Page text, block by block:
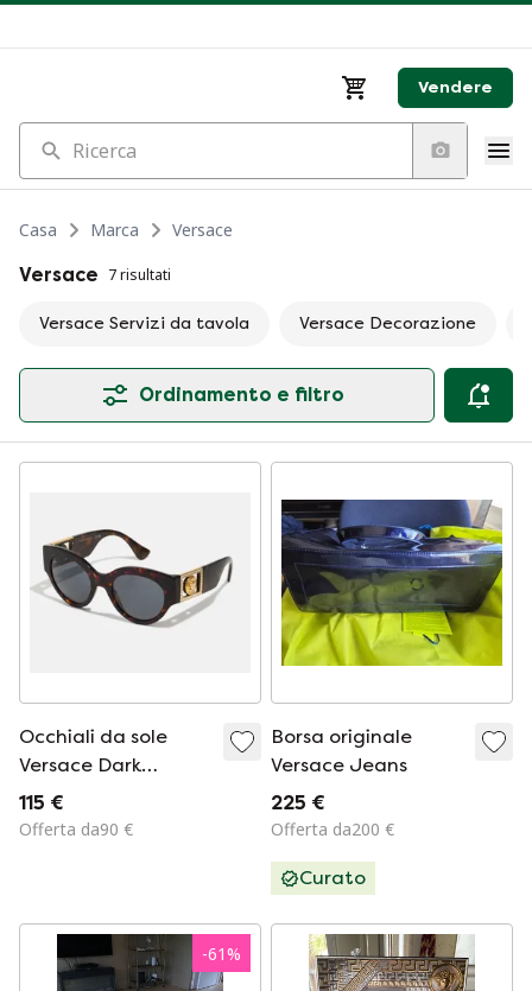
Vendere
Ricerca
Casa Marca
Versace
Versace 7 risultati
Versace Servizi da tavola Versace Decorazione
Ordinamento e filtro
Occhiali da sole
Versace Dark
Havana
115 €
Offerta da90 €
Borsa originale
Versace Jeans
225 €
Offerta da200 €
Curato
-61%